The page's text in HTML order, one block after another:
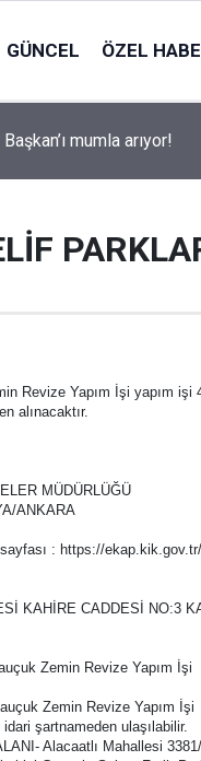
GÜNCEL ÖZEL
mumla arıyor!
Revize Yapım İşi yapım
alınacaktır.
MÜDÜRLÜĞÜ
ANKARA
: https://
KAHİRE CADDESİ NO:3
Zemin Revize Yapım İşi
Zemin Revize Yapım İşi
şartnameden ulaşılabilir.
Alacaatlı Mahallesi